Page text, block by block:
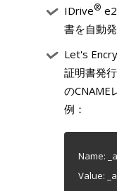
IDrive®
書を自動
Let's
証明書発
のCNAME
例：
Name:
Value: